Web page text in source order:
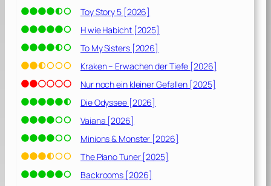
Toy Story 5 [2026]
H wie Habicht [2025]
To My Sisters [2026]
Kraken – Erwachen der Tiefe [2026]
Nur noch ein kleiner Gefallen [2025]
Die Odyssee [2026]
Vaiana [2026]
Minions & Monster [2026]
The Piano Tuner [2025]
Backrooms [2026]